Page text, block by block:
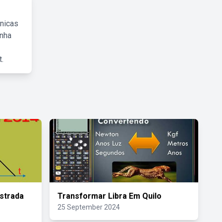
Transformar Libra Em Quilo
25 September 2024